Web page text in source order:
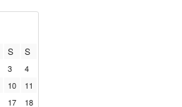
S
S
3 4
10 11
17 18